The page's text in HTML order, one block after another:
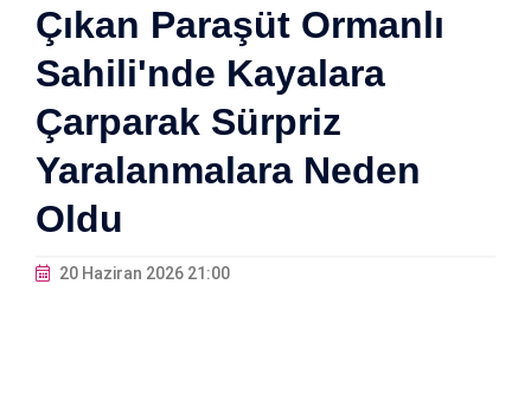
Çıkan Paraşüt Ormanlı
Sahili'nde Kayalara
Çarparak Sürpriz
Yaralanmalara Neden
Oldu
20 Haziran 2026 21:00